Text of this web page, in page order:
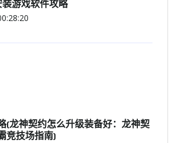
游戏软件攻略
(龙神契约怎么升级装备好：龙神契
竞技场指南)